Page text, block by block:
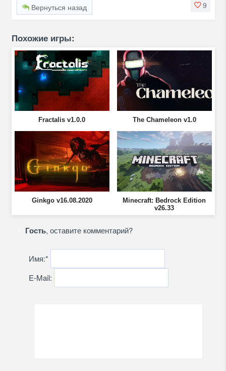
9
Вернуться назад
Похожие игры:
Fractalis v1.0.0 The Chameleon v1.0
Ginkgo v16.08.2020
Minecraft: Bedrock Edition
v26.33
Гость, оставите комментарий?
Имя:*
E-Mail: